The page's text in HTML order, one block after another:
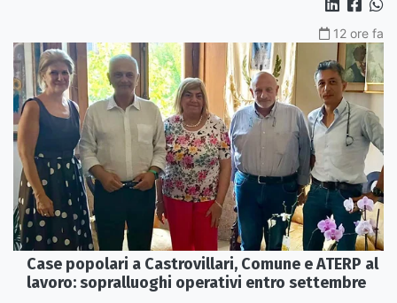
12 ore fa
Case popolari a Castrovillari, Comune e ATERP al
lavoro: sopralluoghi operativi entro settembre